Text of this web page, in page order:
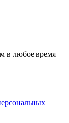
в любое время